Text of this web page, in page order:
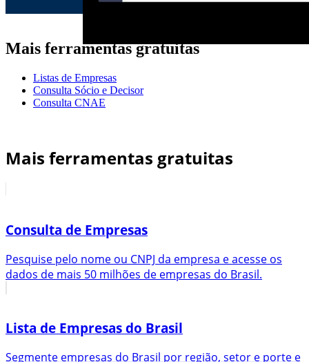
Mais ferramentas gratuitas
Listas de Empresas
Consulta Sócio e Decisor
Consulta CNAE
Mais ferramentas gratuitas
Consulta de Empresas
Pesquise pelo nome ou CNPJ da empresa e acesse os
dados de mais 50 milhões de empresas do Brasil.
Lista de Empresas do Brasil
Segmente empresas do Brasil por região, setor e porte e